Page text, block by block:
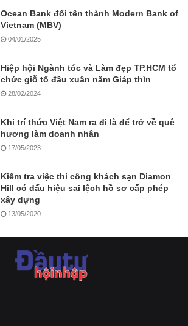
Ocean Bank đổi tên thành Modern Bank of
Vietnam (MBV)
04/01/2025
Hiệp hội Ngành tóc và Làm đẹp TP.HCM tổ
chức giỗ tổ đầu xuân năm Giáp thìn
28/02/2024
Khi trí thức Việt Nam ra đi là để trở về quê
hương làm doanh nhân
17/05/2023
Kiểm tra việc thi công khách sạn Diamon
Hill có dấu hiệu sai lệch hồ sơ cấp phép
xây dựng
13/05/2020